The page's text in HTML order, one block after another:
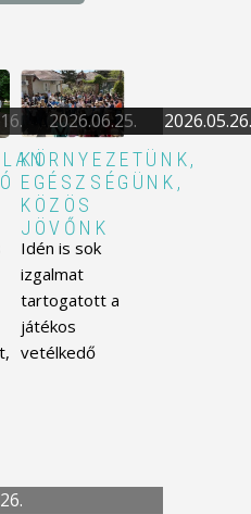
2026.06.25. 2026.05.26.
KÖRNYEZETÜNK,
EGÉSZSÉGÜNK,
KÖZÖS
JÖVŐNK
Idén is sok
izgalmat
tartogatott a
játékos
vetélkedő